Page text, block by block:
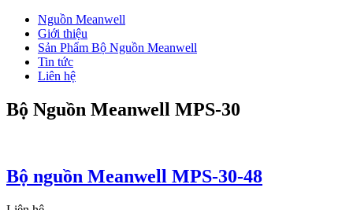
Nguồn Meanwell
Giới thiệu
Sản Phẩm Bộ Nguồn Meanwell
Tin tức
Liên hệ
Bộ Nguồn Meanwell MPS-30
Bộ nguồn Meanwell MPS-30-48